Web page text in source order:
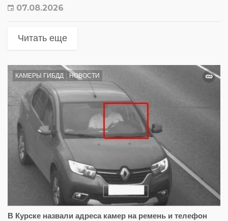
07.08.2026
Читать еще
КАМЕРЫ ГИБДД НОВОСТИ
В Курске назвали адреса камер на ремень и телефон